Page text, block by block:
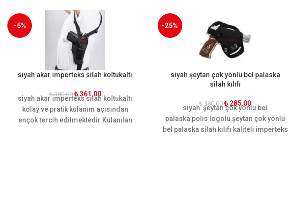
-5%
siyah akar imperteks silah koltukaltı
₺380,00 ₺361,00
siyah akar imperteks silah koltukaltı
kolay ve pratik kulanım açısından
ençok tercih edilmektedir.Kulanılan
-25%
siyah şeytan çok yönlü bel palaska
silah kılıfı
₺380,00 ₺ 285,00
siyah şeytan çok yönlü bel
palaska polis logolu şeytan çok yönlü
bel palaska silah kılıfı kaliteli imperteks